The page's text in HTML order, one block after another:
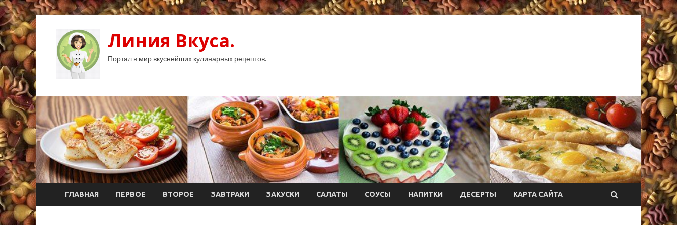
Линия Вкуса.
Портал в мир вкуснейших кулинарных рецептов.
ГЛАВНАЯ ПЕРВОЕ ВТОРОЕ ЗАВТРАКИ ЗАКУСКИ САЛАТЫ СОУСЫ НАПИТКИ ДЕСЕРТЫ КАРТА САЙТА